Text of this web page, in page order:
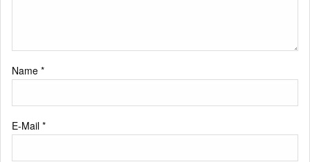
Name *
E-Mail *